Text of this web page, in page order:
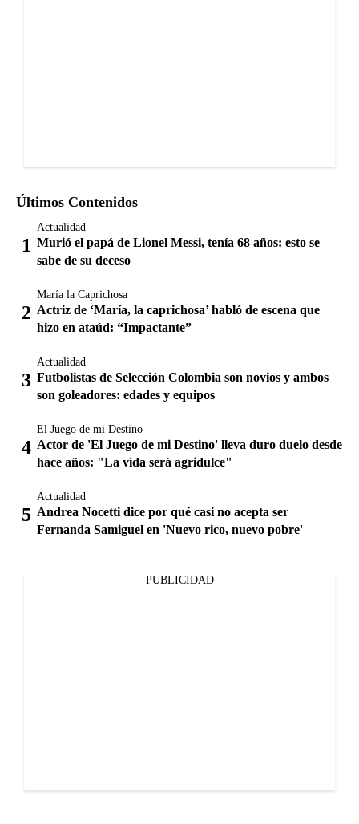
Últimos Contenidos
Actualidad
Murió el papá de Lionel Messi, tenía 68 años: esto se
sabe de su deceso
María la Caprichosa
Actriz de ‘María, la caprichosa’ habló de escena que
hizo en ataúd: “Impactante”
Actualidad
Futbolistas de Selección Colombia son novios y ambos
son goleadores: edades y equipos
El Juego de mi Destino
Actor de 'El Juego de mi Destino' lleva duro duelo desde
hace años: "La vida será agridulce"
Actualidad
Andrea Nocetti dice por qué casi no acepta ser
Fernanda Samiguel en 'Nuevo rico, nuevo pobre'
PUBLICIDAD